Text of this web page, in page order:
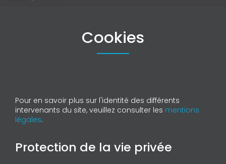
Cookies
Pour en savoir plus sur l'identité des différents
intervenants du site, veuillez consulter les mentions
légales.
Protection de la vie privée